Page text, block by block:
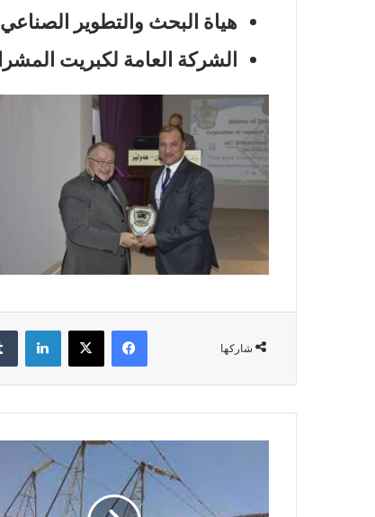
هياة البحث والتطوير
الشركة العامة لكبريت
شاركها
فيسبوك ‫X لينكدإن